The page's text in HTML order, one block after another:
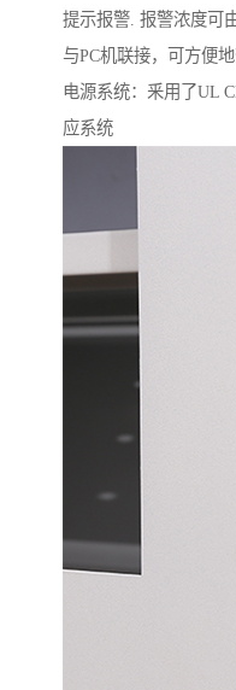
提示报警. 报警浓度可
与PC机联接，可方便地
电源系统：釆用了UL
应系统